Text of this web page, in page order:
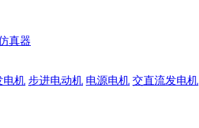
真器
电机 步进电动机 电源电机 交直流发电机